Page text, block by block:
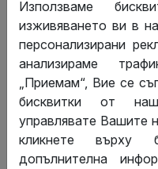
съдружниците и
Снабдяване с
на съдружниците
държавни органи,
Защо да
книга на
Използваме
изживяването ви в
персонализирани
анализираме
„Приемам“, Вие се
бисквитки от
управлявате Вашите
кликнете върху
допълнителна